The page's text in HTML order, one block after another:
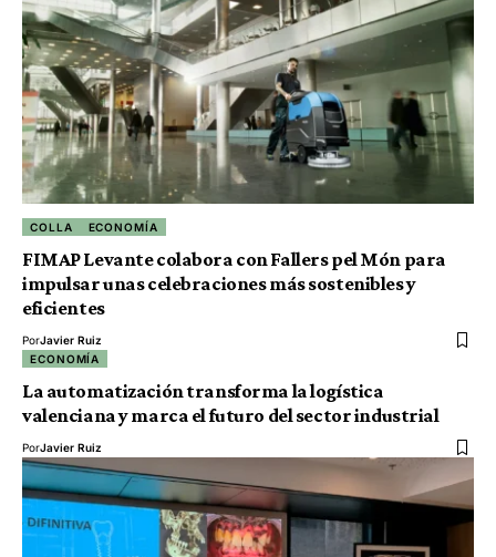
COLLA ECONOMÍA
FIMAP Levante colabora con Fallers pel Món para
impulsar unas celebraciones más sostenibles y
eficientes
PorJavier Ruiz
ECONOMÍA
La automatización transforma la logística
valenciana y marca el futuro del sector industrial
PorJavier Ruiz